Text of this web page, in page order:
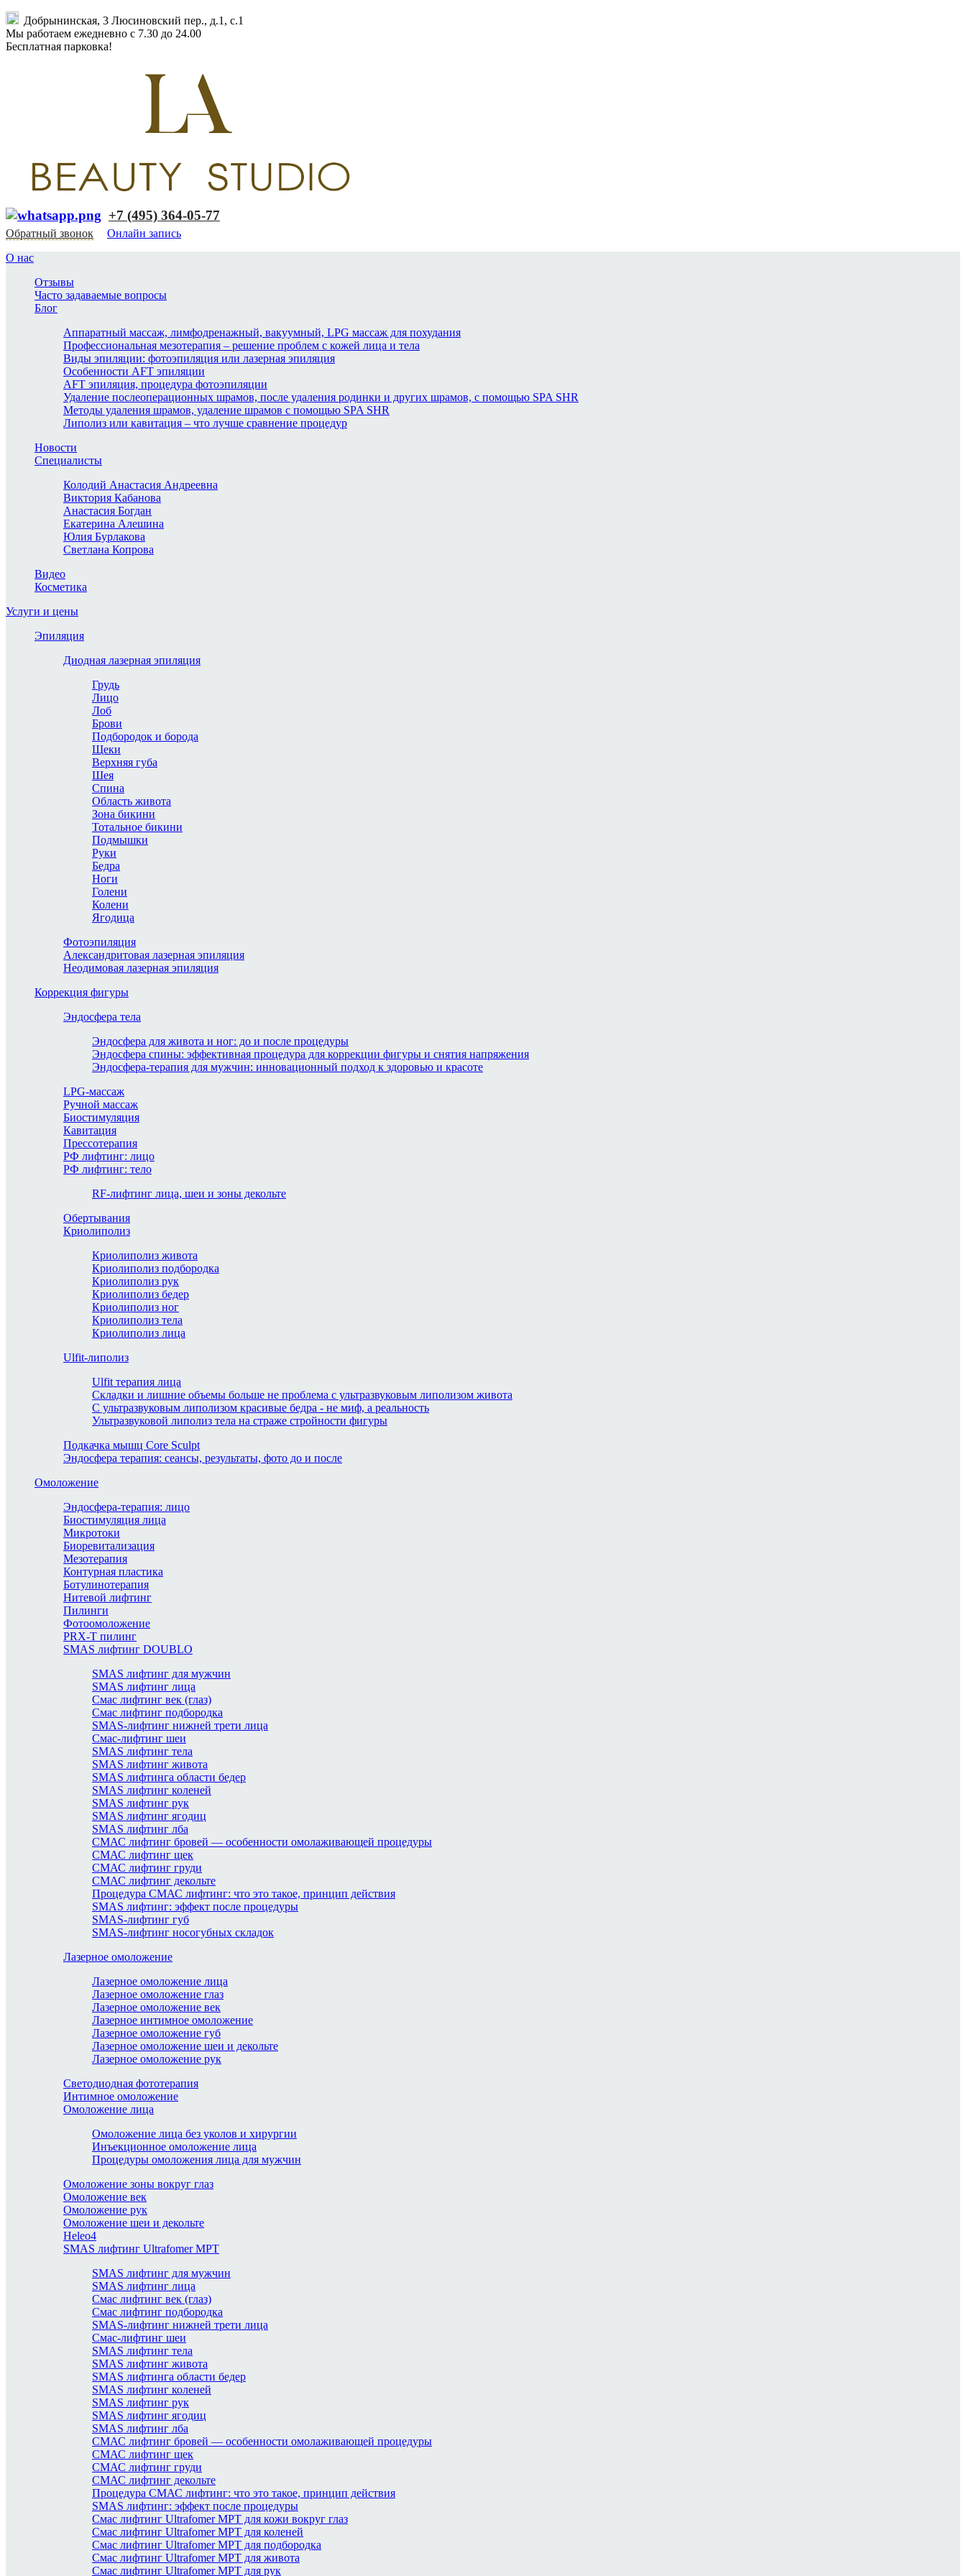
Добрынинская, 3 Люсиновский пер., д.1, с.1
Мы работаем ежедневно с 7.30 до 24.00
Бесплатная парковка!
+7 (495) 364-05-77
Обратный звонок
Онлайн запись
О нас
Отзывы
Часто задаваемые вопросы
Блог
Аппаратный массаж, лимфодренажный, вакуумный, LPG массаж для похудания
Профессиональная мезотерапия – решение проблем с кожей лица и тела
Виды эпиляции: фотоэпиляция или лазерная эпиляция
Особенности AFT эпиляции
AFT эпиляция, процедура фотоэпиляции
Удаление послеоперационных шрамов, после удаления родинки и других шрамов, с помощью SPA SHR
Методы удаления шрамов, удаление шрамов с помощью SPA SHR
Липолиз или кавитация – что лучше сравнение процедур
Новости
Специалисты
Колодий Анастасия Андреевна
Виктория Кабанова
Анастасия Богдан
Екатерина Алешина
Юлия Бурлакова
Светлана Копрова
Видео
Косметика
Услуги и цены
Эпиляция
Диодная лазерная эпиляция
Грудь
Лицо
Лоб
Брови
Подбородок и борода
Щеки
Верхняя губа
Шея
Спина
Область живота
Зона бикини
Тотальное бикини
Подмышки
Руки
Бедра
Ноги
Голени
Колени
Ягодица
Фотоэпиляция
Александритовая лазерная эпиляция
Неодимовая лазерная эпиляция
Коррекция фигуры
Эндосфера тела
Эндосфера для живота и ног: до и после процедуры
Эндосфера спины: эффективная процедура для коррекции фигуры и снятия напряжения
Эндосфера-терапия для мужчин: инновационный подход к здоровью и красоте
LPG-массаж
Ручной массаж
Биостимуляция
Кавитация
Прессотерапия
РФ лифтинг: лицо
РФ лифтинг: тело
RF-лифтинг лица, шеи и зоны декольте
Обертывания
Криолиполиз
Криолиполиз живота
Криолиполиз подбородка
Криолиполиз рук
Криолиполиз бедер
Криолиполиз ног
Криолиполиз тела
Криолиполиз лица
Ulfit-липолиз
Ulfit терапия лица
Складки и лишние объемы больше не проблема с ультразвуковым липолизом живота
С ультразвуковым липолизом красивые бедра - не миф, а реальность
Ультразвуковой липолиз тела на страже стройности фигуры
Подкачка мышц Core Sculpt
Эндосфера терапия: сеансы, результаты, фото до и после
Омоложение
Эндосфера-терапия: лицо
Биостимуляция лица
Микротоки
Биоревитализация
Мезотерапия
Контурная пластика
Ботулинотерапия
Нитевой лифтинг
Пилинги
Фотоомоложение
PRX-T пилинг
SMAS лифтинг DOUBLO
SMAS лифтинг для мужчин
SMAS лифтинг лица
Смас лифтинг век (глаз)
Смас лифтинг подбородка
SMAS-лифтинг нижней трети лица
Смас-лифтинг шеи
SMAS лифтинг тела
SMAS лифтинг живота
SMAS лифтинга области бедер
SMAS лифтинг коленей
SMAS лифтинг рук
SMAS лифтинг ягодиц
SMAS лифтинг лба
СМАС лифтинг бровей — особенности омолаживающей процедуры
СМАС лифтинг щек
СМАС лифтинг груди
СМАС лифтинг декольте
Процедура СМАС лифтинг: что это такое, принцип действия
SMAS лифтинг: эффект после процедуры
SMAS-лифтинг губ
SMAS-лифтинг носогубных складок
Лазерное омоложение
Лазерное омоложение лица
Лазерное омоложение глаз
Лазерное омоложение век
Лазерное интимное омоложение
Лазерное омоложение губ
Лазерное омоложение шеи и декольте
Лазерное омоложение рук
Светодиодная фототерапия
Интимное омоложение
Омоложение лица
Омоложение лица без уколов и хирургии
Инъекционное омоложение лица
Процедуры омоложения лица для мужчин
Омоложение зоны вокруг глаз
Омоложение век
Омоложение рук
Омоложение шеи и декольте
Heleo4
SMAS лифтинг Ultrafomer MPT
SMAS лифтинг для мужчин
SMAS лифтинг лица
Смас лифтинг век (глаз)
Смас лифтинг подбородка
SMAS-лифтинг нижней трети лица
Смас-лифтинг шеи
SMAS лифтинг тела
SMAS лифтинг живота
SMAS лифтинга области бедер
SMAS лифтинг коленей
SMAS лифтинг рук
SMAS лифтинг ягодиц
SMAS лифтинг лба
СМАС лифтинг бровей — особенности омолаживающей процедуры
СМАС лифтинг щек
СМАС лифтинг груди
СМАС лифтинг декольте
Процедура СМАС лифтинг: что это такое, принцип действия
SMAS лифтинг: эффект после процедуры
Смас лифтинг Ultrafomer MPT для кожи вокруг глаз
Смас лифтинг Ultrafomer MPT для коленей
Смас лифтинг Ultrafomer MPT для подбородка
Смас лифтинг Ultrafomer MPT для живота
Смас лифтинг Ultrafomer MPT для рук